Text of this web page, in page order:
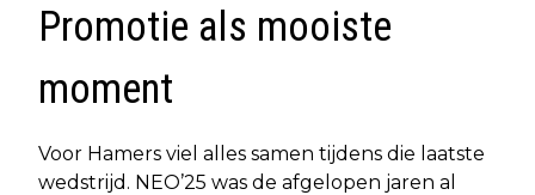
Promotie als mooiste
moment
Voor Hamers viel alles samen tijdens die laatste
wedstrijd. NEO’25 was de afgelopen jaren al